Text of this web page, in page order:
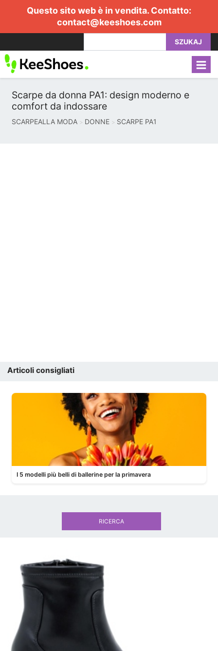
Questo sito web è in vendita. Contatto:
contact@keeshoes.com
SZUKAJ
Scarpe da donna PA1: design moderno e
comfort da indossare
SCARPEALLA MODA DONNE SCARPE PA1
Articoli consigliati
I 5 modelli più belli di ballerine per la primavera
RICERCA